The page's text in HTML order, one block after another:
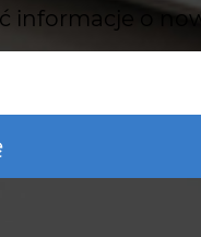
informacje o